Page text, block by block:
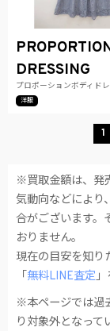
DRESSING
プロポーションボディド
洋服
1
※買取金額は、発
気動向などにより
合がございます。
おりません。
現在の目安を知り
「 無料LINE査定」
※本ページでは過
り対象外となって